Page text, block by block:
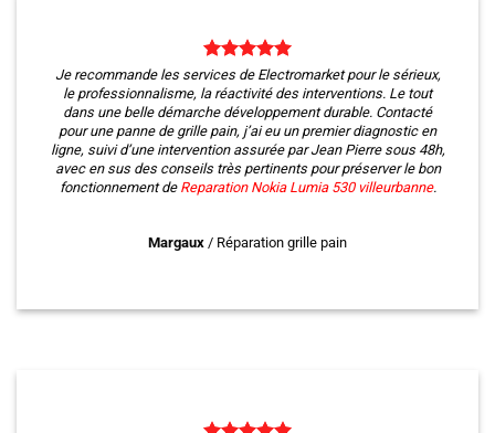
Je recommande les services de Electromarket pour le sérieux,
le professionnalisme, la réactivité des interventions. Le tout
dans une belle démarche développement durable. Contacté
pour une panne de grille pain, j’ai eu un premier diagnostic en
ligne, suivi d’une intervention assurée par Jean Pierre sous 48h,
avec en sus des conseils très pertinents pour préserver le bon
fonctionnement de Reparation Nokia Lumia 530villeurbanne.
Margaux / Réparation grille pain